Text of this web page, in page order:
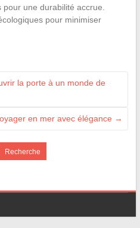
une durabilité accrue.
pour minimiser
la porte à un monde de
en mer avec élégance →
Recherche